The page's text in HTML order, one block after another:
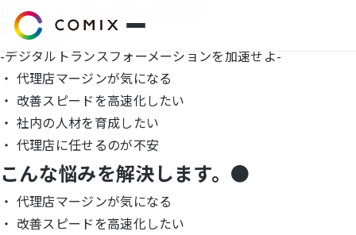
サービス
プレスリリース
会社概要
代表挨拶
HOME>
-デジタルトランスフォーメーションを加速せよ-
・ 代理店マージンが気になる
・ 改善スピードを高速化したい
・ 社内の人材を育成したい
・ 代理店に任せるのが不安
こんな悩みを解決します。 ●
・ 代理店マージンが気になる
・ 改善スピードを高速化したい